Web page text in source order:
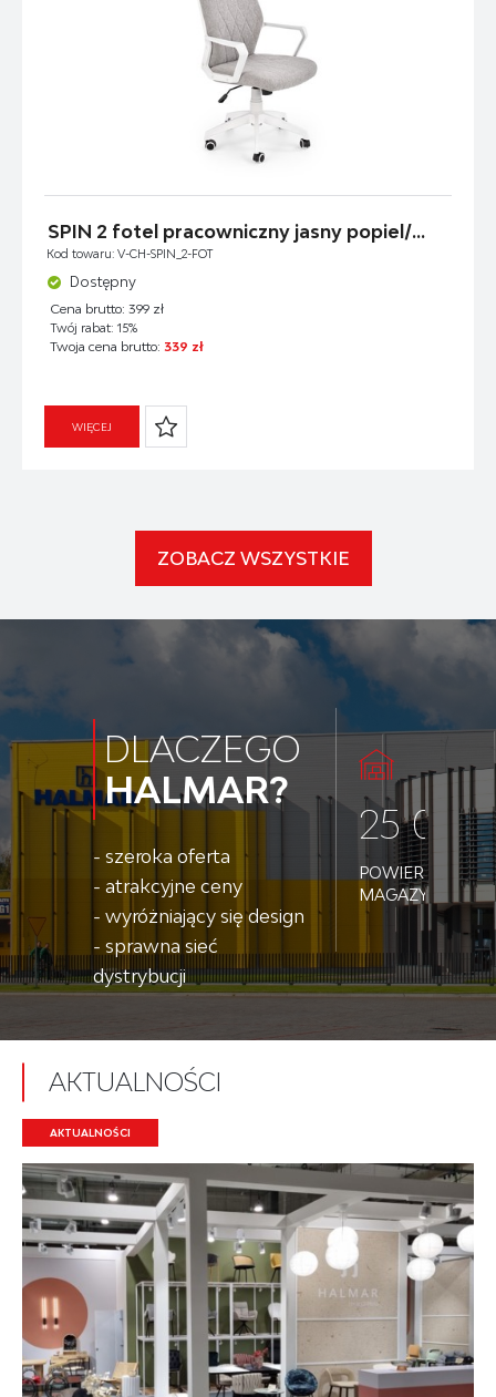
SPIN 2 fotel pracowniczny jasny popiel/...
Kod towaru: V-CH-SPIN_2-FOT
Dostępny
Cena brutto: 399 zł
Twój rabat: 15%
Twoja cena brutto: 339 zł
WIĘCEJ
ZOBACZ WSZYSTKIE
DLACZEGO
HALMAR?
- szeroka oferta
- atrakcyjne ceny
- wyróżniający się design
- sprawna sieć
dystrybucji
25 000
POWIERZCHNI
MAGAZYNOWEJ
AKTUALNOŚCI
AKTUALNOŚCI